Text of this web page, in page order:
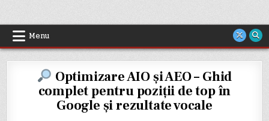
Menu
Optimizare AIO și AEO – Ghid
complet pentru poziții de top în
Google și rezultate vocale